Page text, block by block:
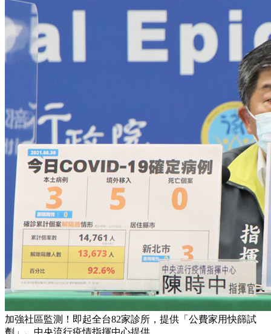
加強社區監測！即起全台82家診所，提供「公費家用快篩試
劑」。中央流行疫情指揮中心提供